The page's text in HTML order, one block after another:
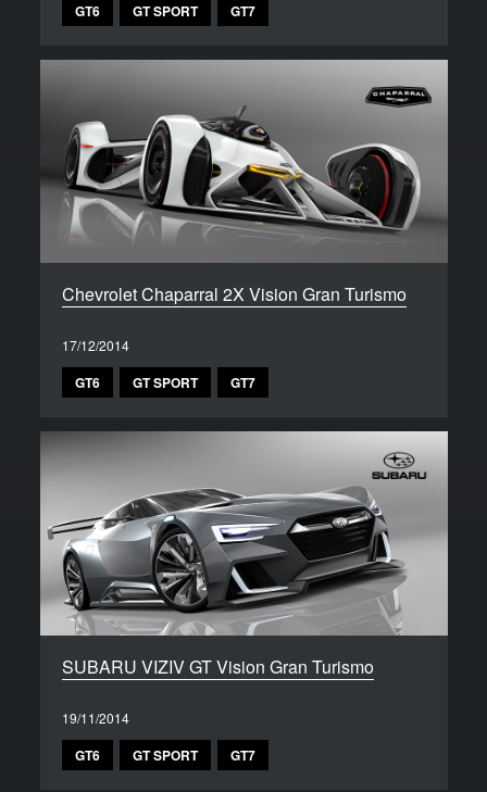
GT6 GT SPORT GT7
Chevrolet Chaparral 2X Vision Gran Turismo
17/12/2014
GT6 GT SPORT GT7
SUBARU VIZIV GT Vision Gran Turismo
19/11/2014
GT6 GT SPORT GT7